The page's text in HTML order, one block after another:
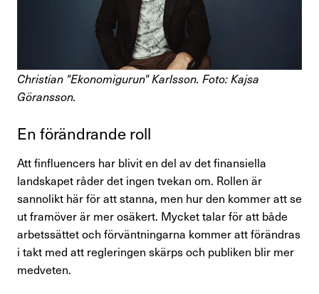
Christian "Ekonomigurun" Karlsson. Foto: Kajsa
Göransson.
En föränd­rande roll
Att finfluencers har blivit en del av det finansiella
landskapet råder det ingen tvekan om. Rollen är
sannolikt här för att stanna, men hur den kommer att se
ut framöver är mer osäkert. Mycket talar för att både
arbetssättet och förväntningarna kommer att förändras
i takt med att regleringen skärps och publiken blir mer
medveten.